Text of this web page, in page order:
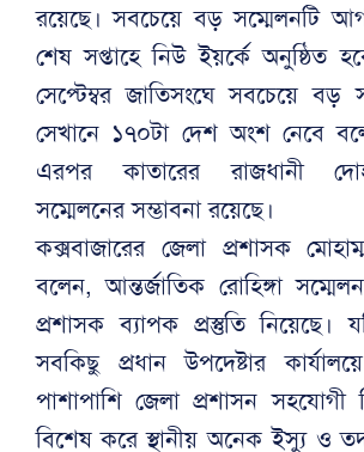
রয়েছে। সবচেয়ে বড় সম্মেলনটি
শেষ সপ্তাহে নিউ ইয়র্কে অনুষ্ঠিত
সেপ্টেম্বর জাতিসংঘে সবচেয়ে বড়
সেখানে ১৭০টা দেশ অংশ নেবে
এরপর কাতারের রাজধানী
সম্মেলনের সম্ভাবনা রয়েছে।
কক্সবাজারের জেলা প্রশাসক
বলেন, আন্তর্জাতিক রোহিঙ্গা
প্রশাসক ব্যাপক প্রস্তুতি নিয়েছে।
সবকিছু প্রধান উপদেষ্টার
পাশাপাশি জেলা প্রশাসন সহযোগী
বিশেষ করে স্থানীয় অনেক ইস্যু ও